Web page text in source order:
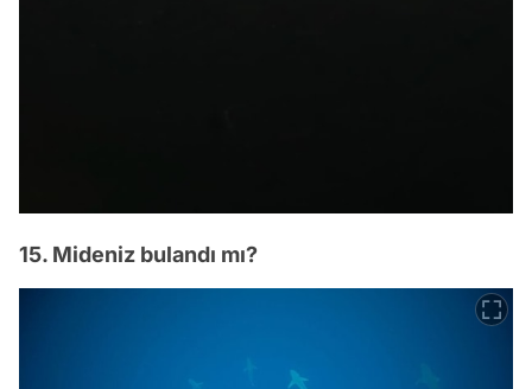
15. Mideniz bulandı mı?